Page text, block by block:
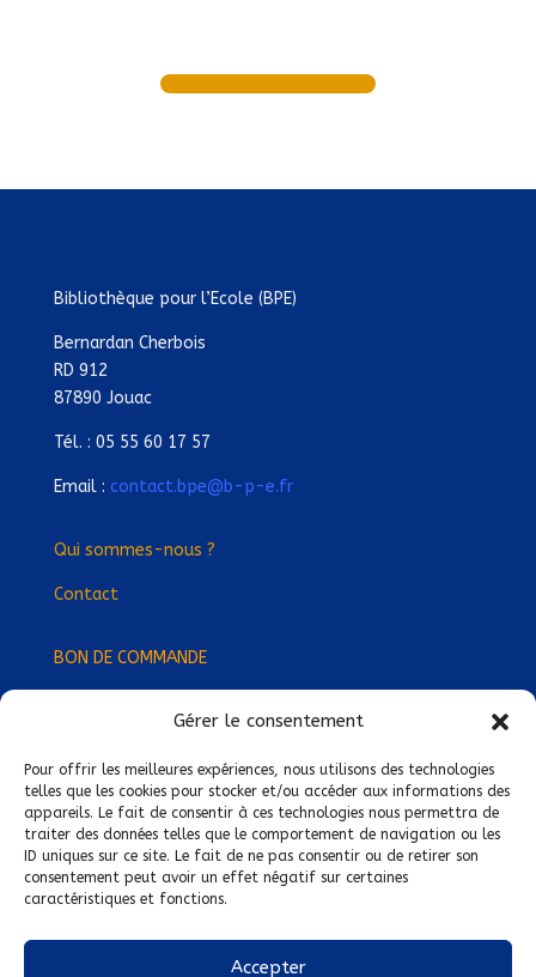
Gérer le consentement
Pour offrir les meilleures expériences, nous utilisons des technologies
telles que les cookies pour stocker et/ou accéder aux informations des
appareils. Le fait de consentir à ces technologies nous permettra de
traiter des données telles que le comportement de navigation ou les
ID uniques sur ce site. Le fait de ne pas consentir ou de retirer son
consentement peut avoir un effet négatif sur certaines
caractéristiques et fonctions.
Accepter
Bibliothèque pour l’Ecole (BPE)
Bernardan Cherbois
RD 912
87890 Jouac
Tél. : 05 55 60 17 57
Email : contact.bpe@b-p-e.fr
Qui sommes-nous ?
Contact
BON DE COMMANDE
Devenez Délégué·e Régional·e !
Trouvez-nous près de chez vous !
Mentions légales
Conditions générales de vente
Politique de confidentialité